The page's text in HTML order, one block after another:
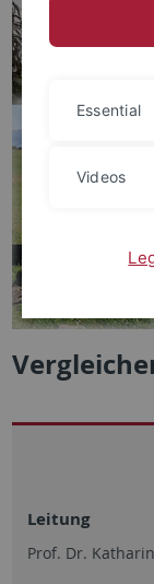
Leitung
Prof. Dr.
Essential
Videos